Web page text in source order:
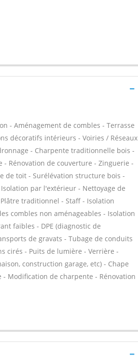
- Aménagement de combles - Terrasse
décoratifs intérieurs - Voiries / Réseaux
- Charpente traditionnelle bois -
Rénovation de couverture - Zinguerie -
de toit - Surélévation structure bois -
par l'extérieur - Nettoyage de
traditionnel - Staff - Isolation
combles non aménageables - Isolation
faibles - DPE (diagnostic de
de gravats - Tubage de conduits
cirés - Puits de lumière - Verrière -
construction garage, etc) - Chape
Modification de charpente - Rénovation